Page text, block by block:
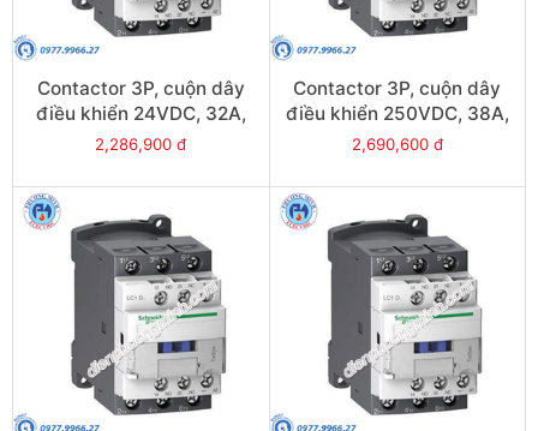
Contactor 3P, cuộn dây
điều khiển 24VDC, 32A,
1N/O, 1N/C - Model
2,286,900 đ
Contactor 3P, cuộn dây
điều khiển 250VDC, 38A,
1N/O, 1N/C - Model
2,690,600 đ